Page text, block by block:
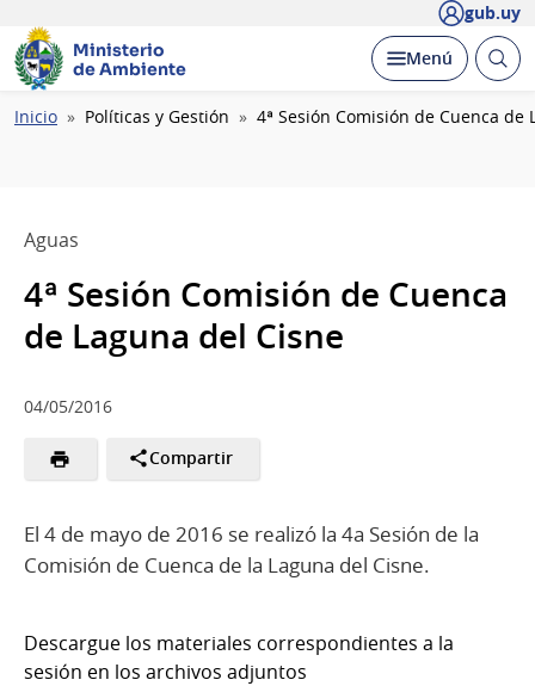
gub.uy
Ministerio
de Ambiente
Desplegar
Menú Abrir
Ruta
Inicio Políticas y Gestión 4ª Sesión Comisión de Cuenca de
Aguas
4ª Sesión Comisión de Cuenca
de Laguna del Cisne
04/05/2016
Compartir
El 4 de mayo de 2016 se realizó la 4a Sesión de la
Comisión de Cuenca de la Laguna del Cisne.
Descargue los materiales correspondientes a la
sesión en los archivos adjuntos